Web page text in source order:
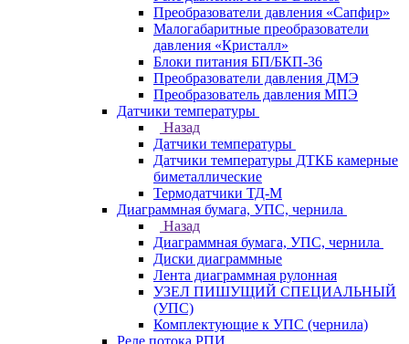
Преобразователи давления «Сапфир»
Малогабаритные преобразователи
давления «Кристалл»
Блоки питания БП/БКП-36
Преобразователи давления ДМЭ
Преобразователь давления МПЭ
Датчики температуры
Назад
Датчики температуры
Датчики температуры ДТКБ камерные
биметаллические
Термодатчики ТД-М
Диаграммная бумага, УПС, чернила
Назад
Диаграммная бумага, УПС, чернила
Диски диаграммные
Лента диаграммная рулонная
УЗЕЛ ПИШУЩИЙ СПЕЦИАЛЬНЫЙ
(УПС)
Комплектующие к УПС (чернила)
Реле потока РПИ